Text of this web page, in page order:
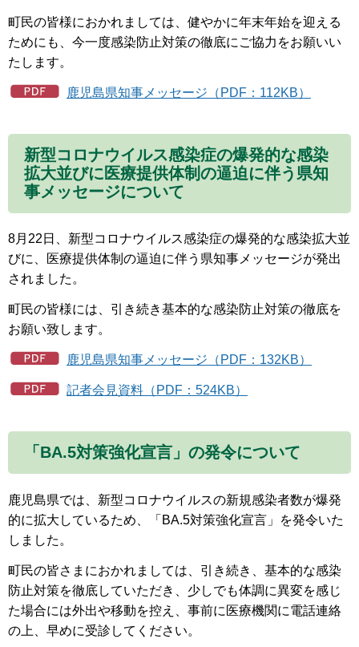
町民の皆様におかれましては、健やかに年末年始を迎える
ためにも、今一度感染防止対策の徹底にご協力をお願いい
たします。
鹿児島県知事メッセージ（PDF：112KB）
新型コロナウイルス感染症の爆発的な感染
拡大並びに医療提供体制の逼迫に伴う県知
事メッセージについて
8月22日、新型コロナウイルス感染症の爆発的な感染拡大並
びに、医療提供体制の逼迫に伴う県知事メッセージが発出
されました。
町民の皆様には、引き続き基本的な感染防止対策の徹底を
お願い致します。
鹿児島県知事メッセージ（PDF：132KB）
記者会見資料（PDF：524KB）
「BA.5対策強化宣言」の発令について
鹿児島県では、新型コロナウイルスの新規感染者数が爆発
的に拡大しているため、「BA.5対策強化宣言」を発令いた
しました。
町民の皆さまにおかれましては、引き続き、基本的な感染
防止対策を徹底していただき、少しでも体調に異変を感じ
た場合には外出や移動を控え、事前に医療機関に電話連絡
の上、早めに受診してください。